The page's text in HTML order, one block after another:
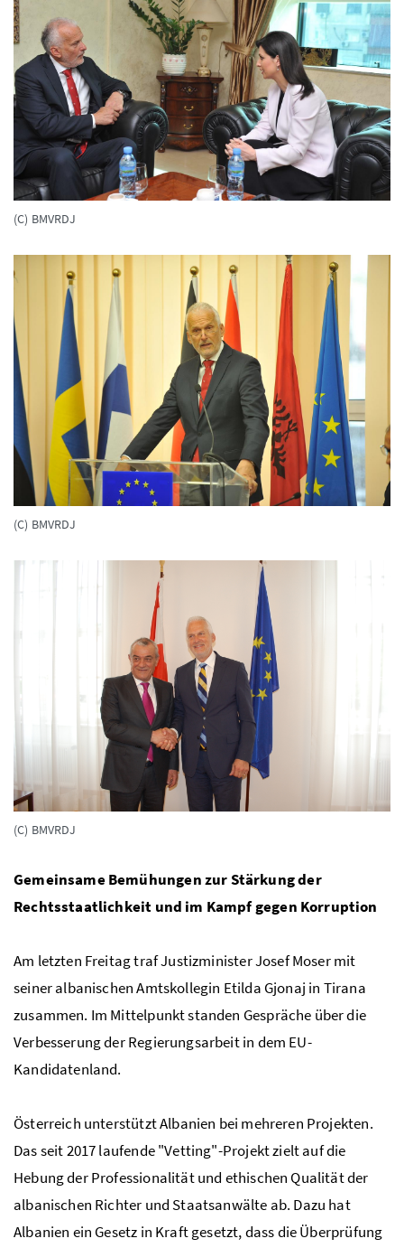
(C) BMVRDJ
(C) BMVRDJ
(C) BMVRDJ
Gemeinsame Bemühungen zur Stärkung der
Rechtsstaatlichkeit und im Kampf gegen Korruption
Am letzten Freitag traf Justizminister Josef Moser mit
seiner albanischen Amtskollegin Etilda Gjonaj in Tirana
zusammen. Im Mittelpunkt standen Gespräche über die
Verbesserung der Regierungsarbeit in dem EU-
Kandidatenland.
Österreich unterstützt Albanien bei mehreren Projekten.
Das seit 2017 laufende "Vetting"-Projekt zielt auf die
Hebung der Professionalität und ethischen Qualität der
albanischen Richter und Staatsanwälte ab. Dazu hat
Albanien ein Gesetz in Kraft gesetzt, dass die Überprüfung